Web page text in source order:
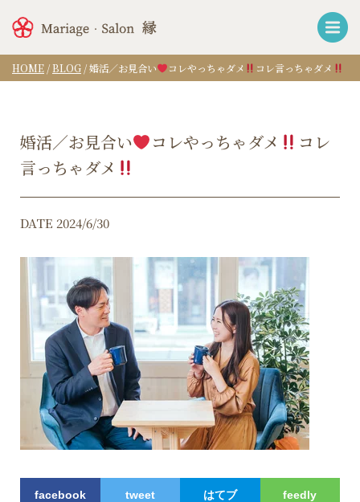
HOME /BLOG /婚活／お見合い コレやっちゃダメ コレ言っちゃダメ
婚活／お見合い コレやっちゃダメ
コレ
言っちゃダメ
DATE 2024/6/30
facebook tweet はてブ feedly